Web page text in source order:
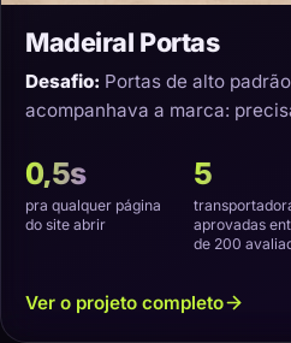
Madeiral Portas
Desafio: Portas de alto
acompanhava a marca:
0,5s
pra qualquer página
do site abrir
5
aprovadas
de 200
Ver o projeto completo